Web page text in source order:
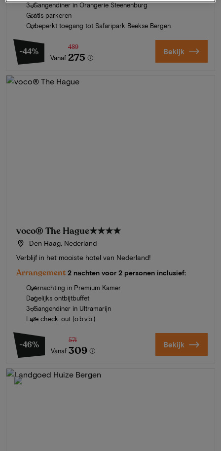
3-Gangendiner in Orangerie Steenenburg
Gratis parkeren
Onbeperkt toegang tot Safaripark Beekse Bergen
-44%
Vanaf
489
275 Bekijk
voco® The Hague★★★★
Den Haag, Nederland
Verblijf in het mooiste hotel van Nederland!
Arrangement 2 nachten voor 2 personen inclusief:
Overnachting in Premium Kamer
Dagelijks ontbijtbuffet
3-Gangendiner in Ultramarijn
Late check-out (o.b.v.b.)
-46%
Vanaf
571
309 Bekijk